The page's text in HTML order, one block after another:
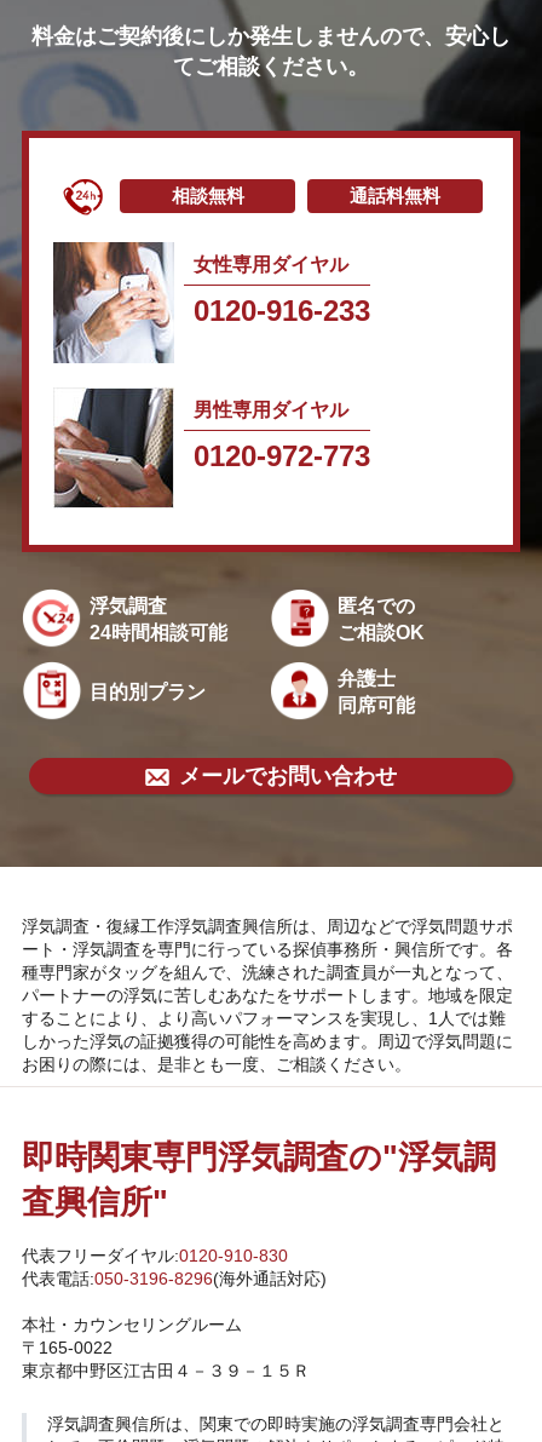
料金はご契約後にしか発生しませんので、安心し
てご相談ください。
相談無料 通話料無料
女性専用ダイヤル
0120-916-233
男性専用ダイヤル
0120-972-773
浮気調査
24時間相談可能
匿名での
ご相談OK
目的別プラン
弁護士
同席可能
メールでお問い合わせ
浮気調査・復縁工作浮気調査興信所は、周辺などで浮気問題サポ
ート・浮気調査を専門に行っている探偵事務所・興信所です。各
種専門家がタッグを組んで、洗練された調査員が一丸となって、
パートナーの浮気に苦しむあなたをサポートします。地域を限定
することにより、より高いパフォーマンスを実現し、1人では難
しかった浮気の証拠獲得の可能性を高めます。周辺で浮気問題に
お困りの際には、是非とも一度、ご相談ください。
即時関東専門浮気調査の"浮気調
査興信所"
代表フリーダイヤル:0120-910-830
代表電話:050-3196-8296(海外通話対応)
本社・カウンセリングルーム
〒165-0022
東京都中野区江古田４－３９－１５Ｒ
浮気調査興信所は、関東での即時実施の浮気調査専門会社と